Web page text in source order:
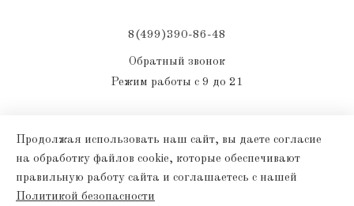
8(499)390-86-48
Обратный звонок
Режим работы с 9 до 21
Продолжая использовать наш сайт, вы даете согласие
на обработку файлов cookie, которые обеспечивают
правильную работу сайта и соглашаетесь с нашей
Политикой безопасности